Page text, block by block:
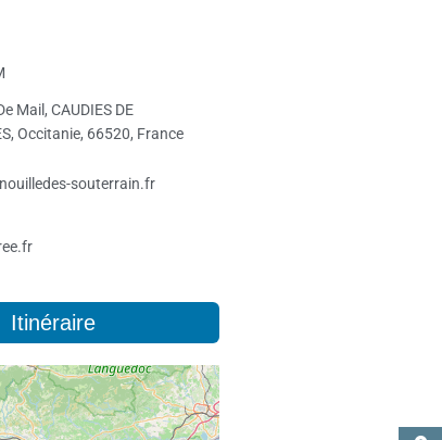
Mail, CAUDIES DE
Occitanie, 66520, France
souterrain.fr
Itinéraire